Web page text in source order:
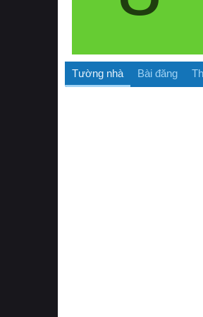
Tường nhà Bài đăng